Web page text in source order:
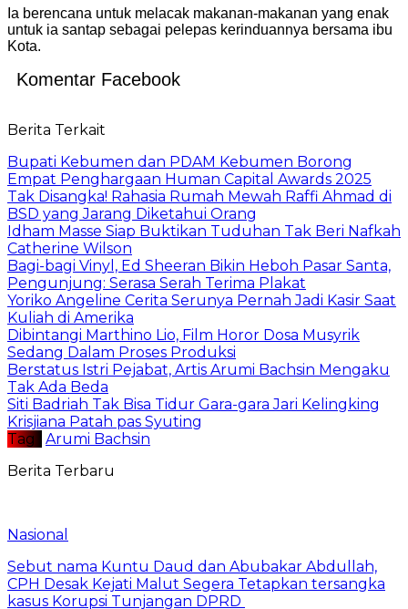
Ia berencana untuk melacak makanan-makanan yang enak
untuk ia santap sebagai pelepas kerinduannya bersama ibu
Kota.
Komentar Facebook
Berita Terkait
Bupati Kebumen dan PDAM Kebumen Borong
Empat Penghargaan Human Capital Awards 2025
Tak Disangka! Rahasia Rumah Mewah Raffi Ahmad di
BSD yang Jarang Diketahui Orang
Idham Masse Siap Buktikan Tuduhan Tak Beri Nafkah
Catherine Wilson
Bagi-bagi Vinyl, Ed Sheeran Bikin Heboh Pasar Santa,
Pengunjung: Serasa Serah Terima Plakat
Yoriko Angeline Cerita Serunya Pernah Jadi Kasir Saat
Kuliah di Amerika
Dibintangi Marthino Lio, Film Horor Dosa Musyrik
Sedang Dalam Proses Produksi
Berstatus Istri Pejabat, Artis Arumi Bachsin Mengaku
Tak Ada Beda
Siti Badriah Tak Bisa Tidur Gara-gara Jari Kelingking
Krisjiana Patah pas Syuting
Tag :
Arumi Bachsin
Berita Terbaru
Nasional
Sebut nama Kuntu Daud dan Abubakar Abdullah,
CPH Desak Kejati Malut Segera Tetapkan tersangka
kasus Korupsi Tunjangan DPRD